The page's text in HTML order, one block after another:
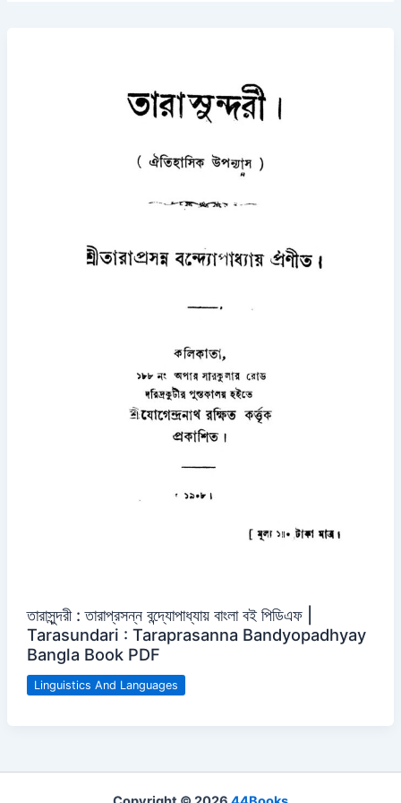
তারাসুন্দরী : তারাপ্রসন্ন বন্দ্যোপাধ্যায় বাংলা বই পিডিএফ |
Tarasundari : Taraprasanna Bandyopadhyay
Bangla Book PDF
Linguistics And Languages